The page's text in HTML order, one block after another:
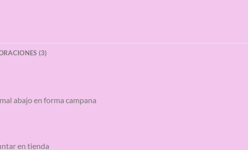
(3)
abajo en forma campana
en tienda